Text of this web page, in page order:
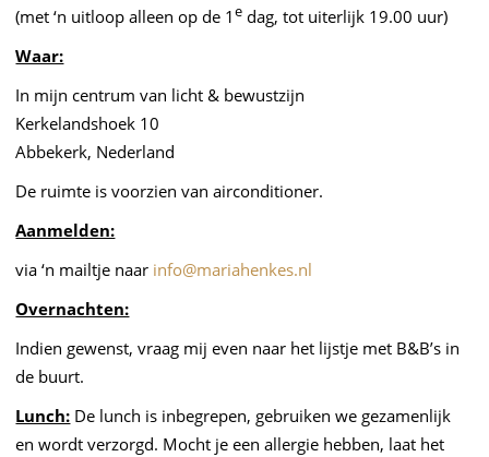
(met ‘n uitloop alleen op de 1e dag, tot uiterlijk 19.00 uur)
Waar:
In mijn centrum van licht & bewustzijn
Kerkelandshoek 10
Abbekerk, Nederland
De ruimte is voorzien van airconditioner.
Aanmelden:
via ‘n mailtje naar info@mariahenkes.nl
Overnachten:
Indien gewenst, vraag mij even naar het lijstje met B&B’s in
de buurt.
Lunch: De lunch is inbegrepen, gebruiken we gezamenlijk
en wordt verzorgd. Mocht je een allergie hebben, laat het